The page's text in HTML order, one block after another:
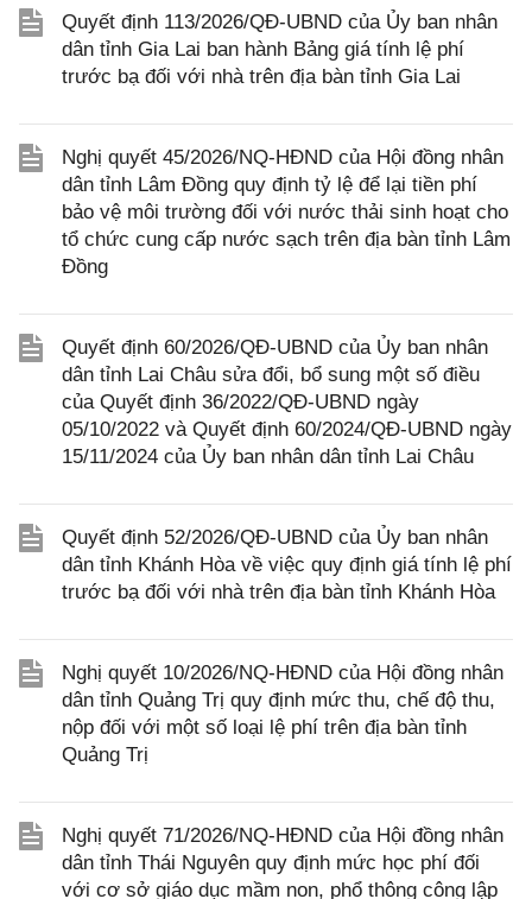
Quyết định 113/2026/QĐ-UBND của Ủy ban nhân
dân tỉnh Gia Lai ban hành Bảng giá tính lệ phí
trước bạ đối với nhà trên địa bàn tỉnh Gia Lai
Nghị quyết 45/2026/NQ-HĐND của Hội đồng nhân
dân tỉnh Lâm Đồng quy định tỷ lệ để lại tiền phí
bảo vệ môi trường đối với nước thải sinh hoạt cho
tổ chức cung cấp nước sạch trên địa bàn tỉnh Lâm
Đồng
Quyết định 60/2026/QĐ-UBND của Ủy ban nhân
dân tỉnh Lai Châu sửa đổi, bổ sung một số điều
của Quyết định 36/2022/QĐ-UBND ngày
05/10/2022 và Quyết định 60/2024/QĐ-UBND ngày
15/11/2024 của Ủy ban nhân dân tỉnh Lai Châu
Quyết định 52/2026/QĐ-UBND của Ủy ban nhân
dân tỉnh Khánh Hòa về việc quy định giá tính lệ phí
trước bạ đối với nhà trên địa bàn tỉnh Khánh Hòa
Nghị quyết 10/2026/NQ-HĐND của Hội đồng nhân
dân tỉnh Quảng Trị quy định mức thu, chế độ thu,
nộp đối với một số loại lệ phí trên địa bàn tỉnh
Quảng Trị
Nghị quyết 71/2026/NQ-HĐND của Hội đồng nhân
dân tỉnh Thái Nguyên quy định mức học phí đối
với cơ sở giáo dục mầm non, phổ thông công lập